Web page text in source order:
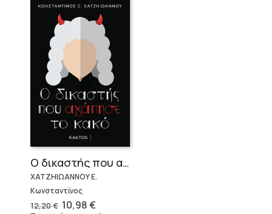
Ο δικαστής που αγάπησε το κακό
ΧΑΤΖΗΙΩΑΝΝΟΥ Ε.
Κωνσταντίνος
12,20€ Original
10,98€Η